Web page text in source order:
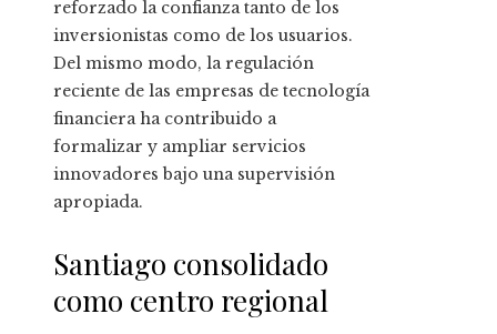
reforzado la confianza tanto de los
inversionistas como de los usuarios.
Del mismo modo, la regulación
reciente de las empresas de tecnología
financiera ha contribuido a
formalizar y ampliar servicios
innovadores bajo una supervisión
apropiada.
Santiago consolidado
como centro regional